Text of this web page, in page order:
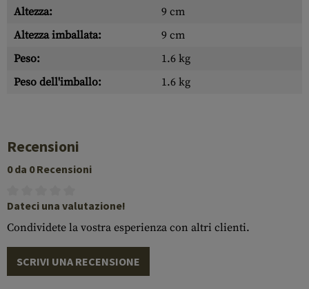
Altezza:
9 cm
Altezza imballata:
9 cm
Peso:
1.6 kg
Peso dell'imballo:
1.6 kg
Recensioni
0 da 0 Recensioni
Dateci una valutazione!
Condividete la vostra esperienza con altri clienti.
SCRIVI UNA RECENSIONE